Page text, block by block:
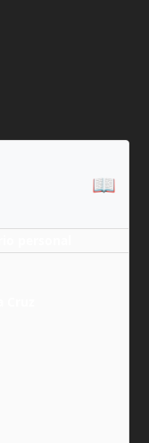
📖
personal